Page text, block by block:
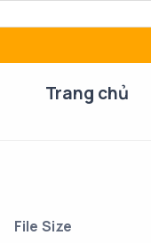
Trang chủ
File Size